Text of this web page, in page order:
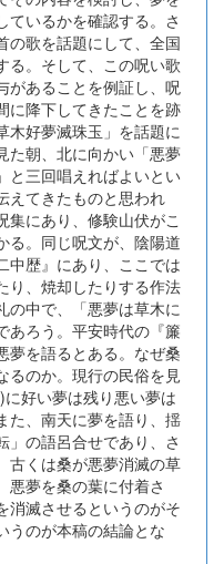
ているかを確認する。さ
の歌を話題にして、全国
る。そして、この呪い歌
があることを例証し、呪
に降下してきたことを跡
木好夢滅珠玉」を話題に
た朝、北に向かい「悪夢
と三回唱えればよいとい
えてきたものと思われ
集にあり、修験山伏がこ
る。同じ呪文が、陰陽道
中歴』にあり、ここでは
り、焼却したりする作法
の中で、「悪夢は草木に
あろう。平安時代の『簾
夢を語るとある。なぜ桑
るのか。現行の民俗を見
好い夢は残り悪い夢は
た、南天に夢を語り、揺
」の語呂合せであり、さ
古くは桑が悪夢消滅の草
悪夢を桑の葉に付着さ
消滅させるというのがそ
うのが本稿の結論とな